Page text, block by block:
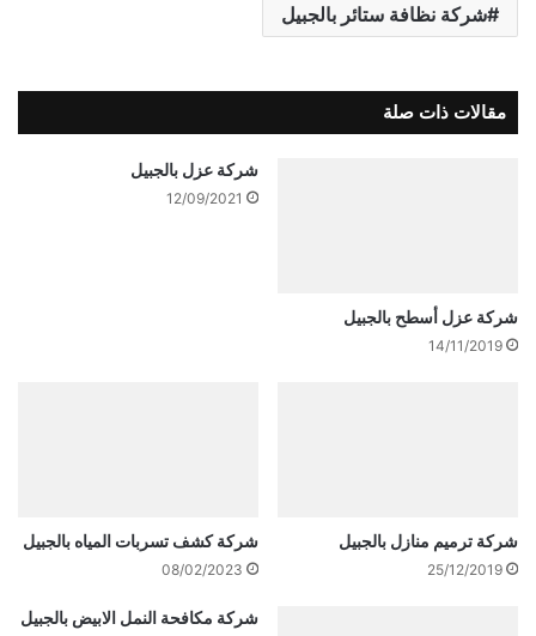
شركة نظافة ستائر بالجبيل
مقالات ذات صلة
شركة عزل أسطح بالجبيل
14/11/2019
شركة عزل بالجبيل
12/09/2021
شركة ترميم منازل بالجبيل
25/12/2019
شركة كشف تسربات المياه بالجبيل
08/02/2023
شركة مكافحة النمل الابيض بالجبيل